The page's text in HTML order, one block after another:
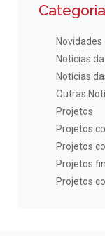
Novidades
Notícias
Notícias
Outras
Projetos
Projetos
Projetos
Projetos
Projetos